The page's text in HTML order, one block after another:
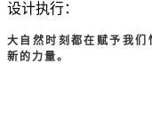
设计执行：
大自然时刻都在赋予我
新的力量。